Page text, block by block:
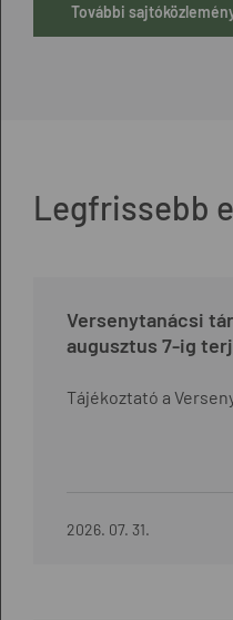
További
Legfrissebb
Versenytanácsi
augusztus 7-ig
Tájékoztató a
2026. 07. 31.